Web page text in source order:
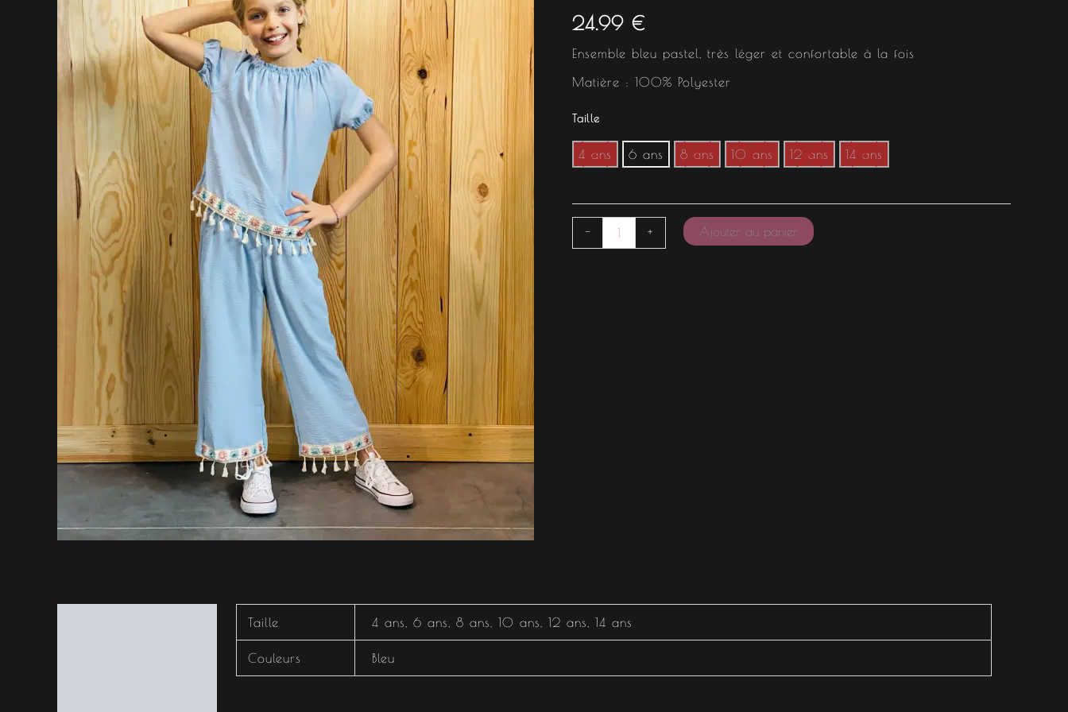
24.99 €
Ensemble bleu pastel, très léger et confortable à la fois
Matière : 100% Polyester
Taille
4 ans 6 ans 8 ans 10 ans 12 ans 14 ans
- + Ajouter au panier
Taille 4 ans ,6 ans ,8 ans ,10 ans ,12 ans ,14 ans
Couleurs Bleu